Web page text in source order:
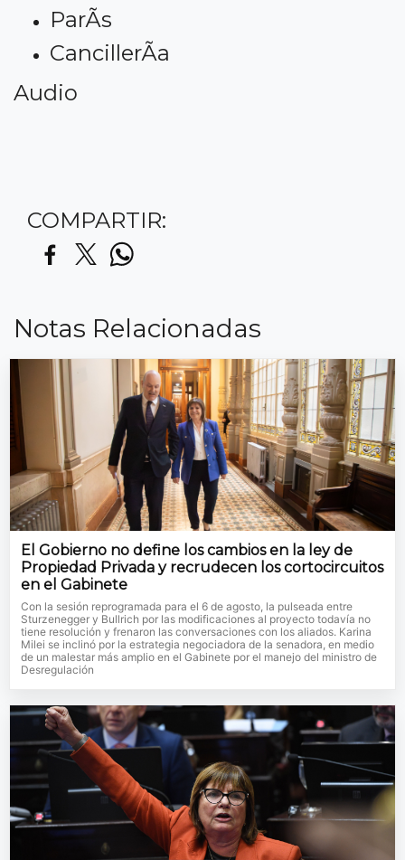
ParÃ­s
CancillerÃ­a
Audio
COMPARTIR:
Notas Relacionadas
El Gobierno no define los cambios en la ley de
Propiedad Privada y recrudecen los cortocircuitos
en el Gabinete
Con la sesión reprogramada para el 6 de agosto, la pulseada entre
Sturzenegger y Bullrich por las modificaciones al proyecto todavía no
tiene resolución y frenaron las conversaciones con los aliados. Karina
Milei se inclinó por la estrategia negociadora de la senadora, en medio
de un malestar más amplio en el Gabinete por el manejo del ministro de
Desregulación